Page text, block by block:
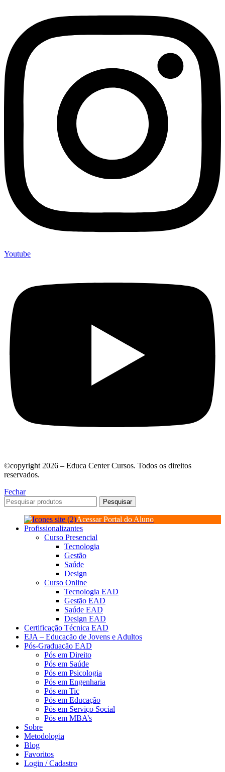
Youtube
©copyright 2026 – Educa Center Cursos. Todos os direitos
reservados.
Fechar
Pesquisar
Acessar Portal do Aluno
Profissionalizantes
Curso Presencial
Tecnologia
Gestão
Saúde
Design
Curso Online
Tecnologia EAD
Gestão EAD
Saúde EAD
Design EAD
Certificação Técnica EAD
EJA – Educação de Jovens e Adultos
Pós-Graduação EAD
Pós em Direito
Pós em Saúde
Pós em Psicologia
Pós em Engenharia
Pós em Tic
Pós em Educação
Pós em Serviço Social
Pós em MBA’s
Sobre
Metodologia
Blog
Favoritos
Login / Cadastro